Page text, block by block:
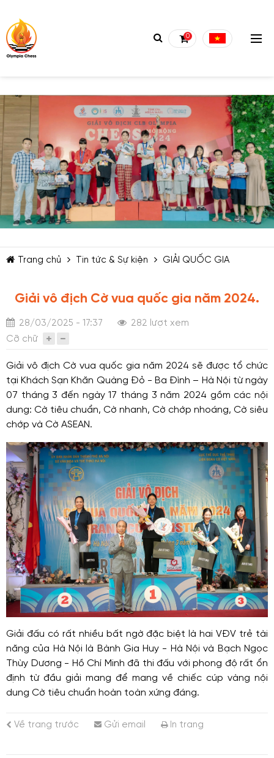
0
TIẾP TỤC MUA HÀNG
Trang chủ Tin tức & Sự kiện GIẢI QUỐC GIA
Giải vô địch Cờ vua quốc gia năm 2024.
28/03/2025 - 17:37
282 lượt xem
Cỡ chữ
Giải vô địch Cờ vua quốc gia năm 2024 sẽ được tổ chức
tại Khách Sạn Khăn Quàng Đỏ - Ba Đình – Hà Nội từ ngày
07 tháng 3 đến ngày 17 tháng 3 năm 2024 gồm các nội
dung: Cờ tiêu chuẩn, Cờ nhanh, Cờ chớp nhoáng, Cờ siêu
chớp và Cờ ASEAN.
Giải đấu có rất nhiều bất ngờ đặc biệt là hai VĐV trẻ tài
năng của Hà Nội là Bành Gia Huy - Hà Nội và Bạch Ngọc
Thùy Dương - Hồ Chí Minh đã thi đấu với phong độ rất ổn
định từ đầu giải mang để mang về chiếc cúp vàng nội
dung Cờ tiêu chuẩn hoàn toàn xứng đáng.
Về trang trước Gửi email In trang